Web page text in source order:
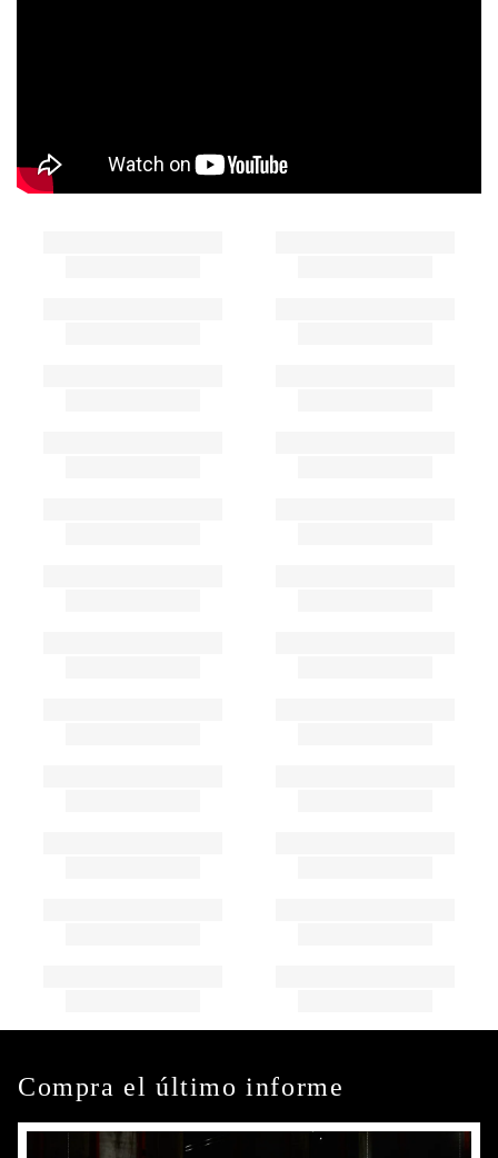
Compra el último informe